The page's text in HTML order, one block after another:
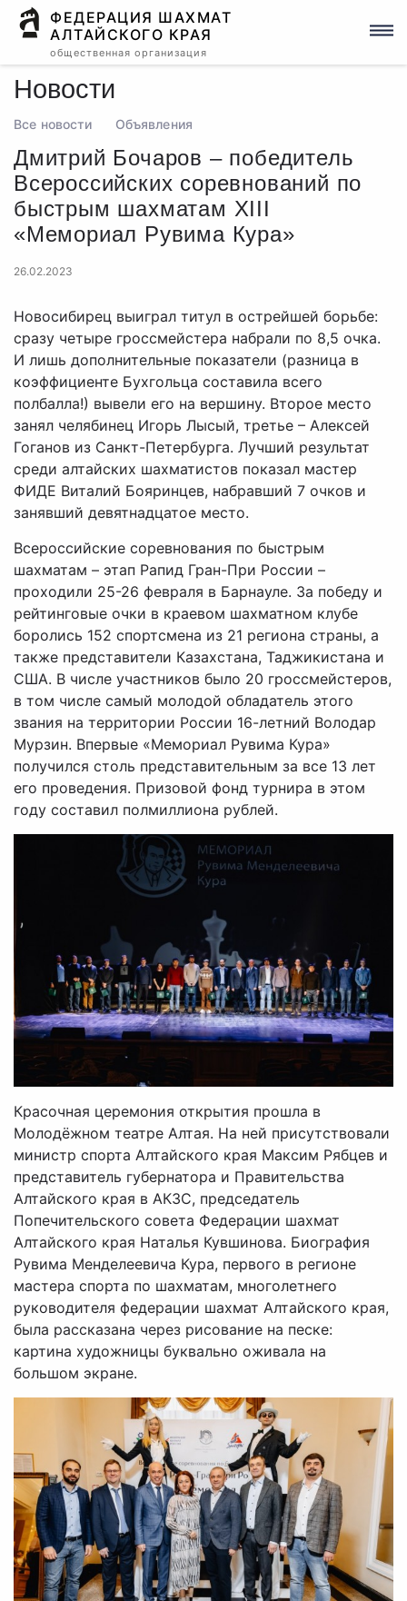
ФЕДЕРАЦИЯ ШАХМАТ
АЛТАЙСКОГО КРАЯ
общественная организация
Новости
Все новости Объявления
Дмитрий Бочаров – победитель
Всероссийских соревнований по
быстрым шахматам XIII
«Мемориал Рувима Кура»
26.02.2023
Новосибирец выиграл титул в острейшей борьбе:
сразу четыре гроссмейстера набрали по 8,5 очка.
И лишь дополнительные показатели (разница в
коэффициенте Бухгольца составила всего
полбалла!) вывели его на вершину. Второе место
занял челябинец Игорь Лысый, третье – Алексей
Гоганов из Санкт-Петербурга. Лучший результат
среди алтайских шахматистов показал мастер
ФИДЕ Виталий Бояринцев, набравший 7 очков и
занявший девятнадцатое место.
Всероссийские соревнования по быстрым
шахматам – этап Рапид Гран-При России –
проходили 25-26 февраля в Барнауле. За победу и
рейтинговые очки в краевом шахматном клубе
боролись 152 спортсмена из 21 региона страны, а
также представители Казахстана, Таджикистана и
США. В числе участников было 20 гроссмейстеров,
в том числе самый молодой обладатель этого
звания на территории России 16-летний Володар
Мурзин. Впервые «Мемориал Рувима Кура»
получился столь представительным за все 13 лет
его проведения. Призовой фонд турнира в этом
году составил полмиллиона рублей.
Красочная церемония открытия прошла в
Молодёжном театре Алтая. На ней присутствовали
министр спорта Алтайского края Максим Рябцев и
представитель губернатора и Правительства
Алтайского края в АКЗС, председатель
Попечительского совета Федерации шахмат
Алтайского края Наталья Кувшинова. Биография
Рувима Менделеевича Кура, первого в регионе
мастера спорта по шахматам, многолетнего
руководителя федерации шахмат Алтайского края,
была рассказана через рисование на песке:
картина художницы буквально оживала на
большом экране.